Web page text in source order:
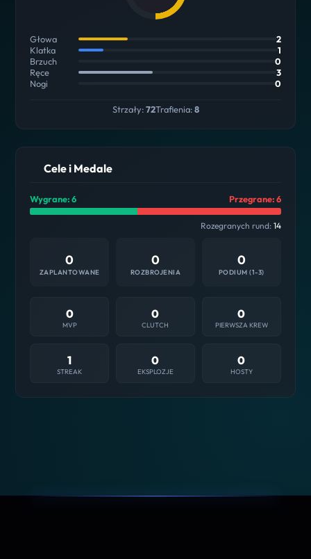
Głowa
2
Klatka
1
Brzuch
0
Ręce
3
Nogi
0
Strzały:72Trafienia:8
Cele i Medale
Wygrane: 6 Przegrane: 6
Rozegranych rund: 14
0
ZAPLANTOWANE
0
ROZBROJENIA
0
PODIUM (1-3)
0
MVP
0
CLUTCH
0
PIERWSZA KREW
1
STREAK
0
EKSPLOZJE
0
HOSTY